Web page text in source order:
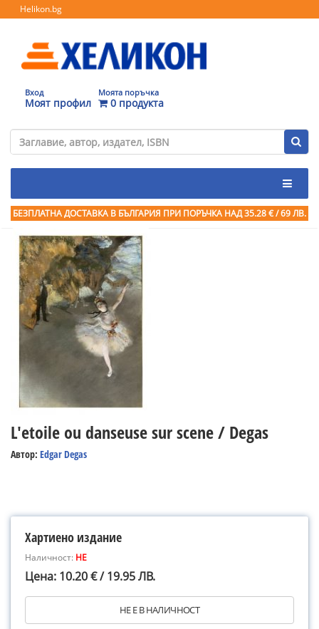
Helikon.bg
Вход
Моят профил
Моята поръчка
0 продукта
БЕЗПЛАТНА ДОСТАВКА В БЪЛГАРИЯ ПРИ ПОРЪЧКА НАД 35.28 € / 69 ЛВ.
L'etoile ou danseuse sur scene / Degas
Автор: Edgar Degas
Хартиено издание
Наличност: НЕ
Цена: 10.20 € / 19.95 ЛВ.
НЕ Е В НАЛИЧНОСТ